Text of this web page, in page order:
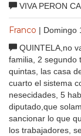
VIVA PERON
Franco | Domingo
QUINTELA,no
familia, 2 segundo
quintas, las casa
cuarto el sistema
nesecidades, 5
diputado,que
sancionar lo que
los trabajadores,